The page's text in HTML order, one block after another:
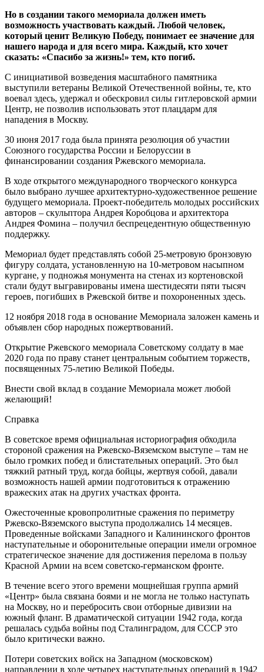
Но в создании такого мемориала должен иметь
возможность участвовать каждый. Любой человек,
который ценит Великую Победу, понимает ее значение для
нашего народа и для всего мира. Каждый, кто хочет
сказать: «Спасибо за жизнь!» тем, кто погиб.
С инициативой возведения масштабного памятника
выступили ветераны Великой Отечественной войны, те, кто
воевал здесь, удержал и обескровил силы гитлеровской армии
Центр, не позволив использовать этот плацдарм для
нападения в Москву.
30 июня 2017 года была принята резолюция об участии
Союзного государства России и Белоруссии в
финансировании создания Ржевского мемориала.
В ходе открытого международного творческого конкурса
было выбрано лучшее архитектурно-художественное решение
будущего мемориала. Проект-победитель молодых российских
авторов – скульптора Андрея Коробцова и архитектора
Андрея Фомина – получил беспрецедентную общественную
поддержку.
Мемориал будет представлять собой 25-метровую бронзовую
фигуру солдата, установленную на 10-метровом насыпном
кургане, у подножья монумента на стенах из кортеновской
стали будут выгравированы имена шестидесяти пяти тысяч
героев, погибших в Ржевской битве и похороненных здесь.
12 ноября 2018 года в основание Мемориала заложен камень и
объявлен сбор народных пожертвований.
Открытие Ржевского мемориала Советскому солдату в мае
2020 года по праву станет центральным событием торжеств,
посвященных 75-летию Великой Победы.
Внести свой вклад в создание Мемориала может любой
желающий!
Справка
В советское время официальная историография обходила
стороной сражения на Ржевско-Вяземском выступе – там не
было громких побед и блистательных операций. Это был
тяжкий ратный труд, когда бойцы, жертвуя собой, давали
возможность нашей армии подготовиться к отражению
вражеских атак на других участках фронта.
Ожесточенные кровопролитные сражения по периметру
Ржевско-Вяземского выступа продолжались 14 месяцев.
Проведенные войсками Западного и Калининского фронтов
наступательные и оборонительные операции имели огромное
стратегическое значение для достижения перелома в пользу
Красной Армии на всем советско-германском фронте.
В течение всего этого времени мощнейшая группа армий
«Центр» была связана боями и не могла не только наступать
на Москву, но и перебросить свои отборные дивизии на
южный фланг. В драматической ситуации 1942 года, когда
решалась судьба войны под Сталинградом, для СССР это
было критически важно.
Потери советских войск на Западном (московском)
направлении в ходе четырех наступательных операций в 1942